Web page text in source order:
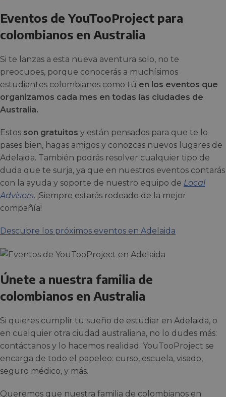
Eventos de YouTooProject para
colombianos en Australia
Si te lanzas a esta nueva aventura solo, no te
preocupes, porque conocerás a muchísimos
estudiantes colombianos como tú en los eventos que
organizamos cada mes en todas las ciudades de
Australia.
Estos son gratuitos y están pensados para que te lo
pases bien, hagas amigos y conozcas nuevos lugares de
Adelaida. También podrás resolver cualquier tipo de
duda que te surja, ya que en nuestros eventos contarás
con la ayuda y soporte de nuestro equipo de Local
Advisors. ¡Siempre estarás rodeado de la mejor
compañía!
Descubre los próximos eventos en Adelaida
Únete a nuestra familia de
colombianos en Australia
Si quieres cumplir tu sueño de estudiar en Adelaida, o
en cualquier otra ciudad australiana, no lo dudes más:
contáctanos y lo hacemos realidad. YouTooProject se
encarga de todo el papeleo: curso, escuela, visado,
seguro médico, y más.
Queremos que nuestra familia de colombianos en